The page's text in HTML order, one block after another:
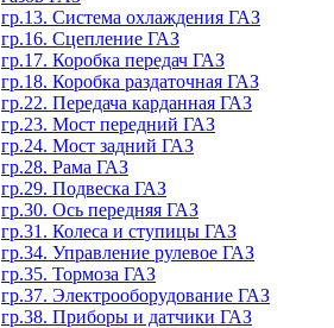
гр.13. Система охлаждения ГАЗ
гр.16. Сцепление ГАЗ
гр.17. Коробка передач ГАЗ
гр.18. Коробка раздаточная ГАЗ
гр.22. Передача карданная ГАЗ
гр.23. Мост передний ГАЗ
гр.24. Мост задний ГАЗ
гр.28. Рама ГАЗ
гр.29. Подвеска ГАЗ
гр.30. Ось передняя ГАЗ
гр.31. Колеса и ступицы ГАЗ
гр.34. Управление рулевое ГАЗ
гр.35. Тормоза ГАЗ
гр.37. Электрооборудование ГАЗ
гр.38. Приборы и датчики ГАЗ